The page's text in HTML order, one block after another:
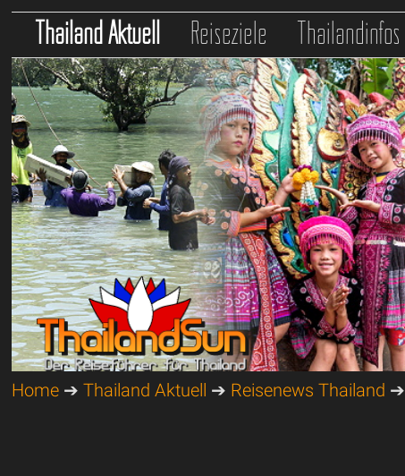
Thailand Aktuell Reiseziele Thailandinfos
Home ➔Thailand Aktuell ➔ Reisenews Thailand ➔